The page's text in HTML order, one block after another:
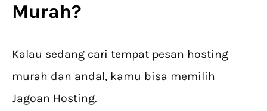
Murah?
Kalau sedang cari tempat pesan hosting
murah dan andal, kamu bisa memilih
Jagoan Hosting.